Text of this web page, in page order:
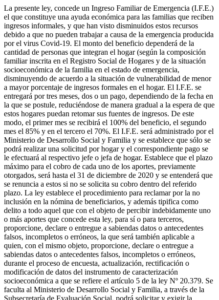
La presente ley, concede un Ingreso Familiar de Emergencia (I.F.E.)
el que constituye una ayuda económica para las familias que reciben
ingresos informales, y que han visto disminuidos estos recursos
debido a que no pueden trabajar a causa de la emergencia producida
por el virus Covid-19. El monto del beneficio dependerá de la
cantidad de personas que integran el hogar (según la composición
familiar inscrita en el Registro Social de Hogares y de la situación
socioeconómica de la familia en el estado de emergencia,
disminuyendo de acuerdo a la situación de vulnerabilidad de menor
a mayor porcentaje de ingresos formales en el hogar. El I.F.E. se
entregará por tres meses, dos o un pago, dependiendo de la fecha en
la que se postule, reduciéndose de manera gradual a la espera de que
estos hogares puedan retomar sus fuentes de ingresos. De este
modo, el primer mes se recibirá el 100% del beneficio, el segundo
mes el 85% y en el tercero el 70%. El I.F.E. será administrado por el
Ministerio de Desarrollo Social y Familia y se establece que sólo se
podrá realizar una solicitud por hogar y el correspondiente pago se
le efectuará al respectivo jefe o jefa de hogar. Establece que el plazo
máximo para el cobro de cada uno de los aportes, previamente
otorgados, será hasta el 31 de diciembre de 2020 y se entenderá que
se renuncia a estos si no se solicita su cobro dentro del referido
plazo. La ley establece el procedimiento para reclamar por la no
inclusión en la nómina de beneficiarios, y además tipifica como
delito a todo aquel que con el objeto de percibir indebidamente uno
o más aportes que concede esta ley, para sí o para terceros,
proporcione, declare o entregue a sabiendas datos o antecedentes
falsos, incompletos o erróneos, la que será también aplicable a
quien, con el mismo objeto, proporcione, declare o entregue a
sabiendas datos o antecedentes falsos, incompletos o erróneos,
durante el proceso de encuesta, actualización, rectificación o
modificación de datos del instrumento de caracterización
socioeconómica a que se refiere el artículo 5 de la ley Nº 20.379. Se
faculta al Ministerio de Desarrollo Social y Familia, a través de la
Subsecretaría de Evaluación Social, podrá solicitar y exigir la